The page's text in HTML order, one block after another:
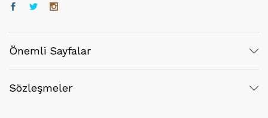
Önemli Sayfalar
Sözleşmeler